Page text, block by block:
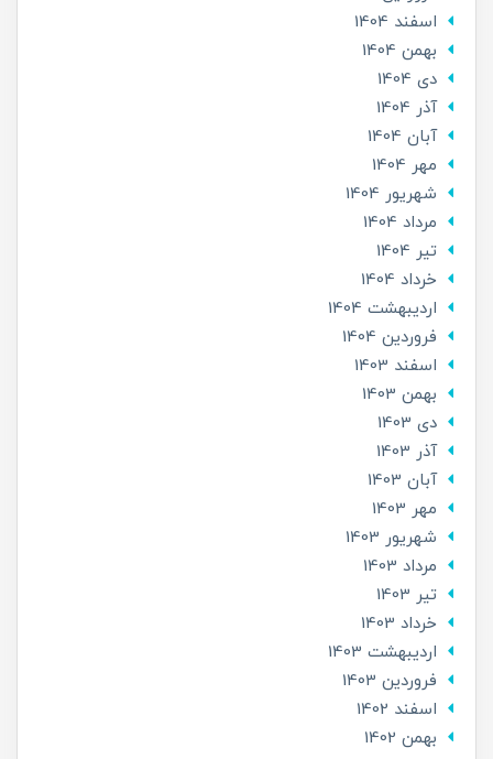
اسفند 1404
بهمن 1404
دی 1404
آذر 1404
آبان 1404
مهر 1404
شهریور 1404
مرداد 1404
تير 1404
خرداد 1404
ارديبهشت 1404
فروردین 1404
اسفند 1403
بهمن 1403
دی 1403
آذر 1403
آبان 1403
مهر 1403
شهریور 1403
مرداد 1403
تير 1403
خرداد 1403
ارديبهشت 1403
فروردین 1403
اسفند 1402
بهمن 1402